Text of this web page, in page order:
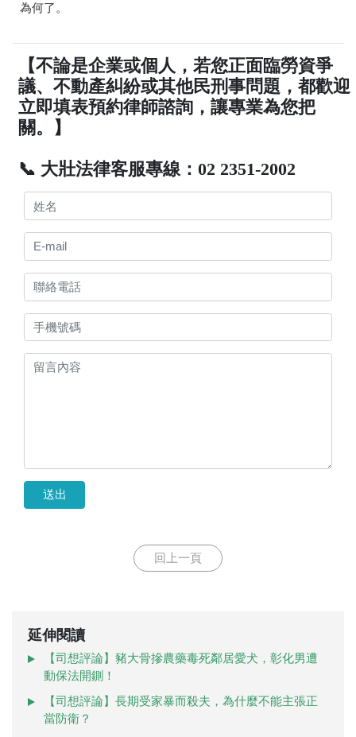
為何了。
【不論是企業或個人，若您正面臨勞資爭
議、不動產糾紛或其他民刑事問題，都歡迎
立即填表預約律師諮詢，讓專業為您把
關。】
📞 大壯法律客服專線：02 2351-2002
送出
回上一頁
延伸閱讀
【司想評論】豬大骨摻農藥毒死鄰居愛犬，彰化男遭
動保法開鍘！
【司想評論】長期受家暴而殺夫，為什麼不能主張正
當防衛？